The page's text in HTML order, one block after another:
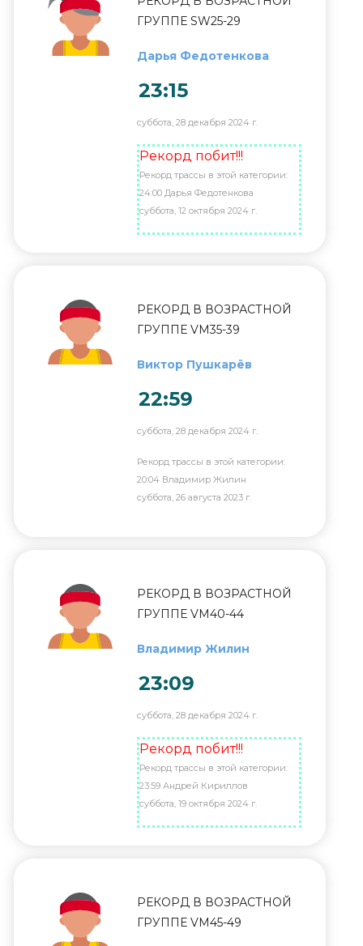
ГРУППЕ SW25-29
Дарья Федотенкова
23:15
суббота, 28 декабря 2024 г.
Рекорд побит!!!
Рекорд трассы в этой категории:
24:00 Дарья Федотенкова
суббота, 12 октября 2024 г.
РЕКОРД В ВОЗРАСТНОЙ
ГРУППЕ VM35-39
Виктор Пушкарёв
22:59
суббота, 28 декабря 2024 г.
Рекорд трассы в этой категории:
20:04 Владимир Жилин
суббота, 26 августа 2023 г.
РЕКОРД В ВОЗРАСТНОЙ
ГРУППЕ VM40-44
Владимир Жилин
23:09
суббота, 28 декабря 2024 г.
Рекорд побит!!!
Рекорд трассы в этой категории:
23:59 Андрей Кириллов
суббота, 19 октября 2024 г.
РЕКОРД В ВОЗРАСТНОЙ
ГРУППЕ VM45-49